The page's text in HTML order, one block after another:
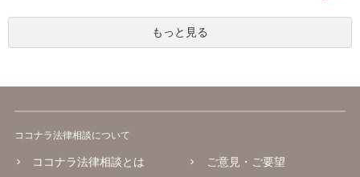
もっと見る
ココナラ法律相談について
ココナラ法律相談とは
ご意見・ご要望